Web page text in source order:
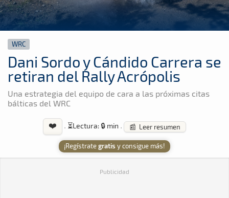
GALERÍAS
WRC
Dani Sordo y Cándido Carrera se
retiran del Rally Acrópolis
Una estrategia del equipo de cara a las próximas citas
bálticas del WRC
❤️ · ⏳Lectura: 🔒 min · 📰 Leer resumen
¡Regístrategratis y consigue más!
Publicidad